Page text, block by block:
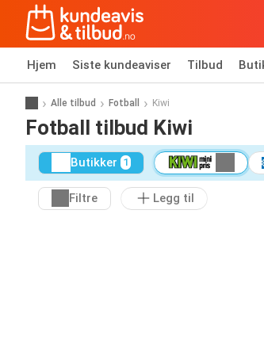
Hjem Siste kundeaviser Tilbud
Alle tilbud Fotball Kiwi
Fotball tilbud Kiwi
Butikker 1
Filtre Legg til